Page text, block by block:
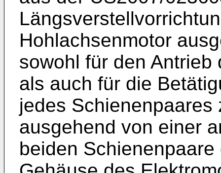
Hohlachsenmotor
sowohl für den
als auch für die
jedes
ausgehend von einer
beiden